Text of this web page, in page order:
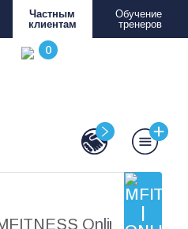
Частным
клиентам
Обучение
тренеров